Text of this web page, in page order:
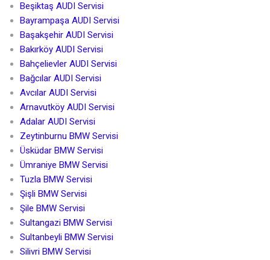
Beşiktaş AUDI Servisi
Bayrampaşa AUDI Servisi
Başakşehir AUDI Servisi
Bakırköy AUDI Servisi
Bahçelievler AUDI Servisi
Bağcılar AUDI Servisi
Avcılar AUDI Servisi
Arnavutköy AUDI Servisi
Adalar AUDI Servisi
Zeytinburnu BMW Servisi
Üsküdar BMW Servisi
Ümraniye BMW Servisi
Tuzla BMW Servisi
Şişli BMW Servisi
Şile BMW Servisi
Sultangazi BMW Servisi
Sultanbeyli BMW Servisi
Silivri BMW Servisi